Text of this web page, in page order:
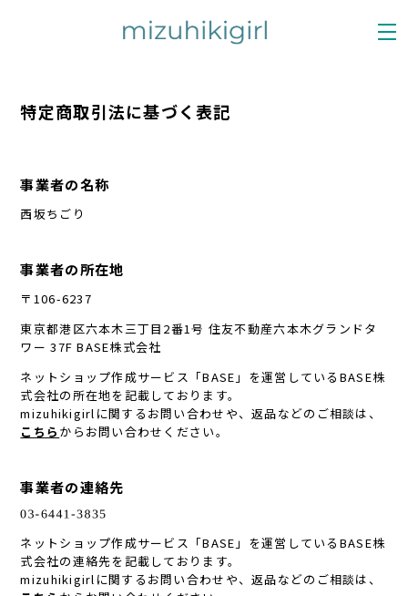
特定商取引法に基づく表記
事業者の名称
西坂ちごり
事業者の所在地
〒106-6237
東京都港区六本木三丁目2番1号 住友不動産六本木グランドタ
ワー 37F BASE株式会社
ネットショップ作成サービス「BASE」を運営しているBASE株
式会社の所在地を記載しております。
mizuhikigirlに関するお問い合わせや、返品などのご相談は、
こちら からお問い合わせください。
事業者の連絡先
ネットショップ作成サービス「BASE」を運営しているBASE株
式会社の連絡先を記載しております。
mizuhikigirlに関するお問い合わせや、返品などのご相談は、